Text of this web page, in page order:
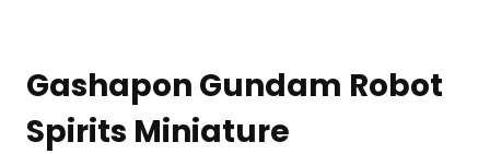
Gashapon Gundam Robot
Spirits Miniature